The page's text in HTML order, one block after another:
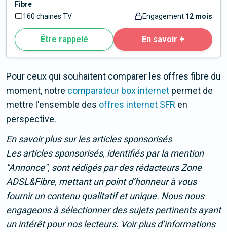
Fibre
160 chaines TV
Engagement 12 mois
Être rappelé En savoir +
Pour ceux qui souhaitent comparer les offres fibre du
moment, notre comparateur box internet permet de
mettre l'ensemble des offres internet SFR en
perspective.
En savoir plus sur les articles sponsorisés
Les articles sponsorisés, identifiés par la mention
"Annonce", sont rédigés par des rédacteurs Zone
ADSL&Fibre, mettant un point d’honneur à vous
fournir un contenu qualitatif et unique. Nous nous
engageons à sélectionner des sujets pertinents ayant
un intérêt pour nos lecteurs. Voir plus d’informations